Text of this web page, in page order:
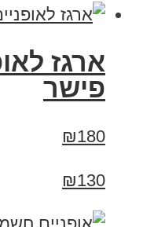
ארגז
פישר
₪180
₪130